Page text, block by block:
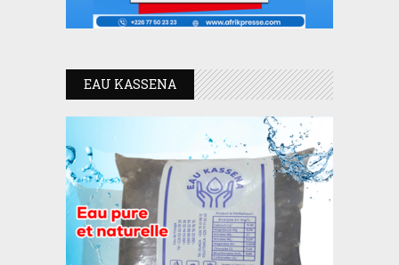
EAU KASSENA